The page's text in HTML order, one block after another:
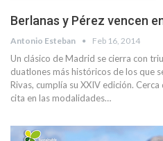
Berlanas y Pérez vencen
Antonio Esteban Feb 16, 2014
Un clásico de Madrid se cierra con
duatlones más históricos de los que
Rivas, cumplía su XXIV edición.
cita en las modalidades…